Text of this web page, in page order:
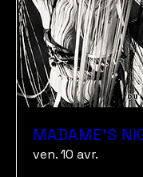
MADAME'S
ven. 10 avr.